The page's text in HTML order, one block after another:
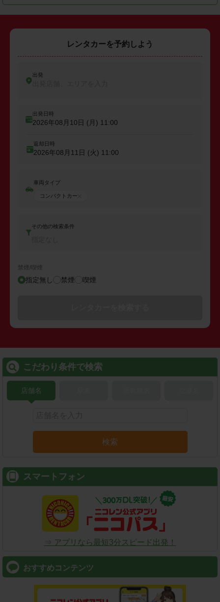
レンタカーを予約しよう
出発
出発日時
2026年08月10日 (月) 11:00
返却日時
2026年08月11日 (火) 11:00
車両タイプ
コンパクトカー
その他の検索条件
禁煙/喫煙
指定無し 禁煙 喫煙
こだわり条件で検索
店舗名
検索
スマートフォン
⇒ アプリなら最短3分スピード出発！
おすすめコンテンツ